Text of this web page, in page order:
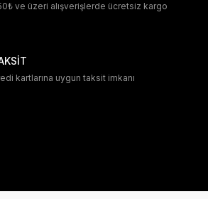
ve üzeri alışverişlerde ücretsiz kargo
kartlarına uygun taksit imkanı